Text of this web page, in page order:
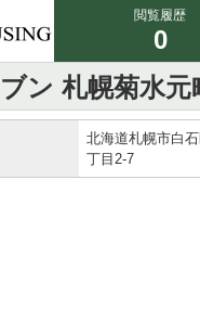
閲覧履歴
0
ン 札幌菊水元
北海道札幌市白
丁目2-7